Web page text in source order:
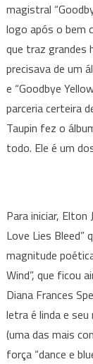
magistral
logo após o bem
que traz grandes
precisava de um
e “Goodbye
parceria certeira
Taupin fez o
todo. Ele é um
Para iniciar,
Love Lies
magnitude
Wind”, que ficou
Diana Frances
letra é linda e seu
(uma das mais
força “dance e